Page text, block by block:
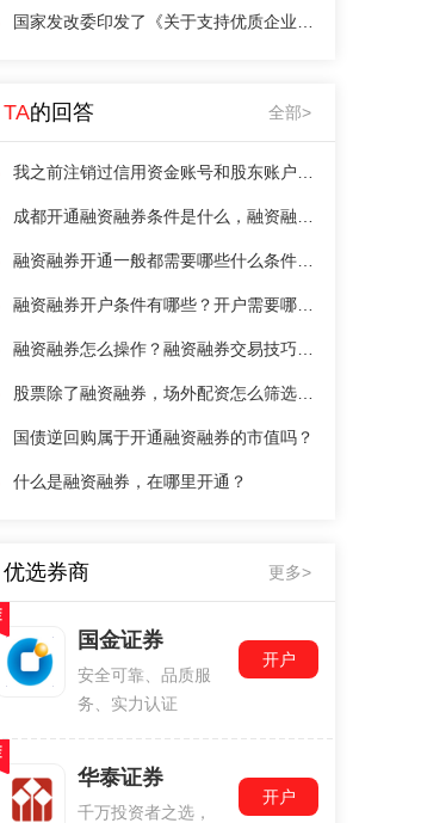
TA的回答 全部>
国债逆回购属于开通融资融券的市值吗？
什么是融资融券，在哪里开通？
优选券商 更多>
国金证券
安全可靠、品质服
务、实力认证
开户
华泰证券
千万投资者之选，
开户